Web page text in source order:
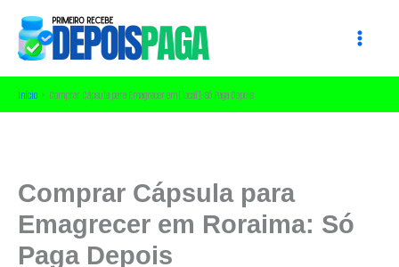
para
conteúdo
Início Comprar Cápsula para Emagrecer em [local]: Só Paga Depois
Comprar Cápsula para
Emagrecer em Roraima: Só
Paga Depois